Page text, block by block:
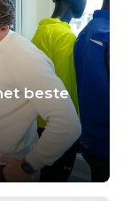
beste